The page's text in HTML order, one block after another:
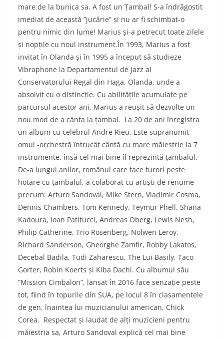
mare de la bunica sa. A fost un Țambal! S-a îndrăgostit
imediat de această ”jucărie” și nu ar fi schimbat-o
pentru nimic din lume! Marius și-a petrecut toate zilele
și nopțile cu noul instrument.În 1993, Marius a fost
invitat în Olanda și în 1995 a început să studieze
Vibraphone la Departamentul de Jazz al
Conservatorului Regal din Haga, Olanda, unde a
absolvit cu o distincție. Cu abilitățile acumulate pe
parcursul acestor ani, Marius a reușit să dezvolte un
nou mod de a cânta la țambal. La 20 de ani înregistra
un album cu celebrul Andre Rieu. Este supranumit
omul -orchestră întrucât cântă cu mare măiestrie la 7
instrumente, însă cel mai bine îl reprezintă țambalul.
De-a lungul anilor, românul care face furori peste
hotare cu țambalul, a colaborat cu artiști de renume
precum: Arturo Sandoval, Mike Stern, Vladimir Cosma,
Dennis Chambers, Tom Kennedy, Teymur Phell, Shana
Kadoura, Ioan Patitucci, Andreas Oberg, Lewis Nesh,
Philip Catherine, Trio Rosenberg, Nolwen Leroy,
Richard Sanderson, Gheorghe Zamfir, Robby Lakatos,
Decebal Badila, Tudi Zaharescu, The Lui Basily, Taco
Gorter, Robin Koerts și Kiba Dachi. Cu albumul său
”Mission Cimbalon”, lansat în 2016 face senzație peste
tot, fiind în topurile din SUA, pe locul 8 în clasamentele
de gen, înaintea lui muzicianului american, Chick
Corea. Respectat și laudat de alți muzicieni pentru
măiestria sa, Arturo Sandoval explică cel mai bine